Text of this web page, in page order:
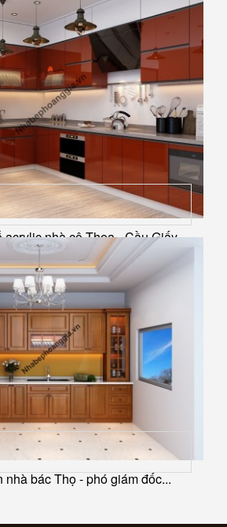
acrylic nhà cô Thoa - Cầu Giấy
nhà bác Thọ - phó giám đốc...